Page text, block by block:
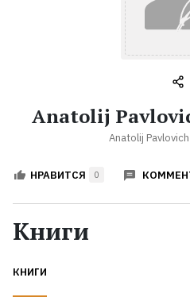
обсуждаемые
Авторы
Жанры
Anatolij
Anatolij
НРАВИТСЯ 0
Книги
КНИГИ